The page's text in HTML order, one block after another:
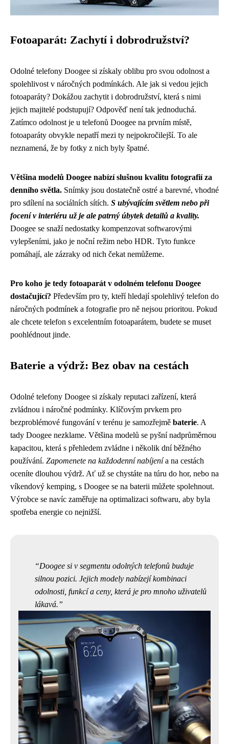
Fotoaparát: Zachytí i dobrodružství?
Odolné telefony Doogee si získaly oblibu pro svou odolnost a
spolehlivost v náročných podmínkách. Ale jak si vedou jejich
fotoaparáty? Dokážou zachytit i dobrodružství, která s nimi
jejich majitelé podstupují? Odpověď není tak jednoduchá.
Zatímco odolnost je u telefonů Doogee na prvním místě,
fotoaparáty obvykle nepatří mezi ty nejpokročilejší. To ale
neznamená, že by fotky z nich byly špatné.
Většina modelů Doogee nabízí slušnou kvalitu fotografií za
denního světla. Snímky jsou dostatečně ostré a barevné, vhodné
pro sdílení na sociálních sítích. S ubývajícím světlem nebo při
focení v interiéru už je ale patrný úbytek detailů a kvality.
Doogee se snaží nedostatky kompenzovat softwarovými
vylepšeními, jako je noční režim nebo HDR. Tyto funkce
pomáhají, ale zázraky od nich čekat nemůžeme.
Pro koho je tedy fotoaparát v odolném telefonu Doogee
dostačující? Především pro ty, kteří hledají spolehlivý telefon do
náročných podmínek a fotografie pro ně nejsou prioritou. Pokud
ale chcete telefon s excelentním fotoaparátem, budete se muset
poohlédnout jinde.
Baterie a výdrž: Bez obav na cestách
Odolné telefony Doogee si získaly reputaci zařízení, která
zvládnou i náročné podmínky. Klíčovým prvkem pro
bezproblémové fungování v terénu je samozřejmě baterie. A
tady Doogee nezklame. Většina modelů se pyšní nadprůměrnou
kapacitou, která s přehledem zvládne i několik dní běžného
používání. Zapomenete na každodenní nabíjenía na cestách
oceníte dlouhou výdrž. Ať už se chystáte na túru do hor, nebo na
víkendový kemping, s Doogee se na baterii můžete spolehnout.
Výrobce se navíc zaměřuje na optimalizaci softwaru, aby byla
spotřeba energie co nejnižší.
Doogee si v segmentu odolných telefonů buduje
silnou pozici. Jejich modely nabízejí kombinaci
odolnosti, funkcí a ceny, která je pro mnoho uživatelů
lákavá.